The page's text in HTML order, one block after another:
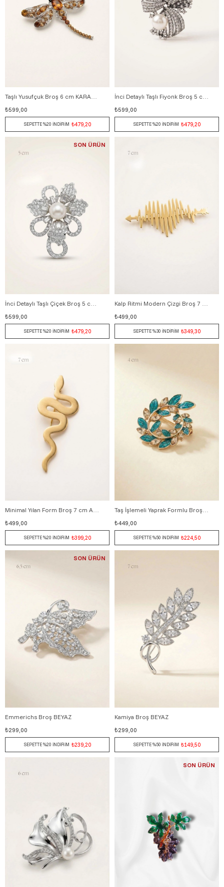
Taşlı Yusufçuk Broş 6 cm KARAMEL
₺599,00
SEPETTE %20 İNDİRİM ₺479,20
İnci Detaylı Taşlı Fiyonk Broş 5 cm GÜMÜŞ
₺599,00
SEPETTE %20 İNDİRİM ₺479,20
₺599,00
SEPETTE %20 İNDİRİM ₺479,20
SON ÜRÜN
₺499,00
SEPETTE %30 İNDİRİM ₺349,30
Minimal Yılan Form Broş 7 cm ALTIN
₺499,00
SEPETTE %20 İNDİRİM ₺399,20
Taş İşlemeli Yaprak Formlu Broş TURKUAZ
₺449,00
SEPETTE %50 İNDİRİM ₺224,50
Emmerichs Broş BEYAZ
₺299,00
SEPETTE %20 İNDİRİM ₺239,20
SON ÜRÜN
Kamiya Broş BEYAZ
₺299,00
SEPETTE %50 İNDİRİM ₺149,50
SON ÜRÜN